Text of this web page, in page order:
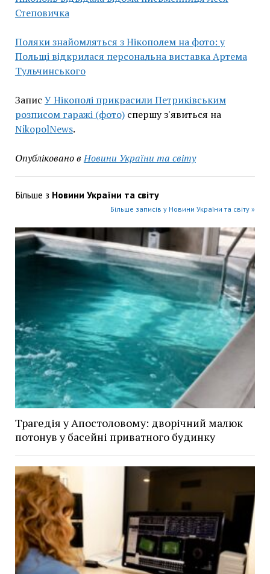
Степовичка
Поляки знайомляться з Нікополем на фото: у
Польщі відкрилася персональна виставка Артема
Тульчинського
Запис У Нікополі прикрасили Петриківським
розписом гаражі (фото)спершу з'явиться на
NikopolNews.
Опубліковано в Новини України та світу
Більше з Новини України та світу
Більше записів у Новини України та світу »
Трагедія у Апостоловому: дворічний малюк
потонув у басейні приватного будинку